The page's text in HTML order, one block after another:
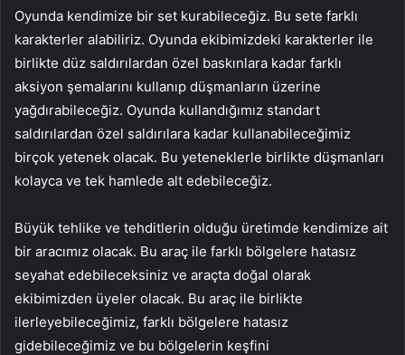
Oyunda kendimize bir set kurabileceğiz. Bu sete farklı
karakterler alabiliriz. Oyunda ekibimizdeki karakterler ile
birlikte düz saldırılardan özel baskınlara kadar farklı
aksiyon şemalarını kullanıp düşmanların üzerine
yağdırabileceğiz. Oyunda kullandığımız standart
saldırılardan özel saldırılara kadar kullanabileceğimiz
birçok yetenek olacak. Bu yeteneklerle birlikte düşmanları
kolayca ve tek hamlede alt edebileceğiz.
Büyük tehlike ve tehditlerin olduğu üretimde kendimize ait
bir aracımız olacak. Bu araç ile farklı bölgelere hatasız
seyahat edebileceksiniz ve araçta doğal olarak
ekibimizden üyeler olacak. Bu araç ile birlikte
ilerleyebileceğimiz, farklı bölgelere hatasız
gidebileceğimiz ve bu bölgelerin keşfini